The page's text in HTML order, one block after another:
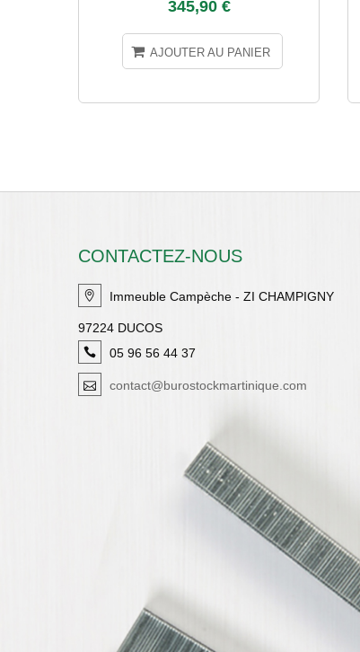
345,90 €
AJOUTER AU PANIER
CONTACTEZ-NOUS
Immeuble Campèche - ZI CHAMPIGNY
97224 DUCOS
05 96 56 44 37
contact@burostockmartinique.com